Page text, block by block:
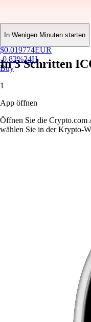
$0.019774EUR
-0.82%24H
Buy
In Wenigen Minuten starten
In 3 Schritten
1
App öffnen
Öffnen Sie die Crypto.com
wählen Sie in der Krypto-